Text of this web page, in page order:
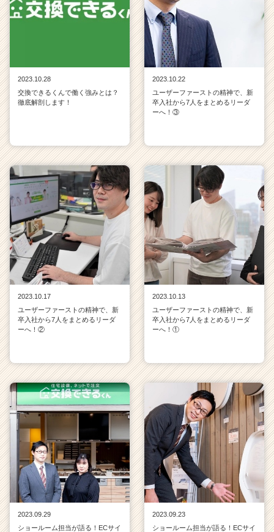
2023.10.28
交換できるくんで働く強みとは？
徹底解剖します！
2023.10.22
ユーザーファーストの精神で、新
卒入社から7人をまとめるリーダ
ーへ！③
2023.10.17
ユーザーファーストの精神で、新
卒入社から7人をまとめるリーダ
ーへ！②
2023.10.13
ユーザーファーストの精神で、新
卒入社から7人をまとめるリーダ
ーへ！①
2023.09.29
ショールーム担当が語る！ECサイ
2023.09.23
ショールーム担当が語る！ECサイ